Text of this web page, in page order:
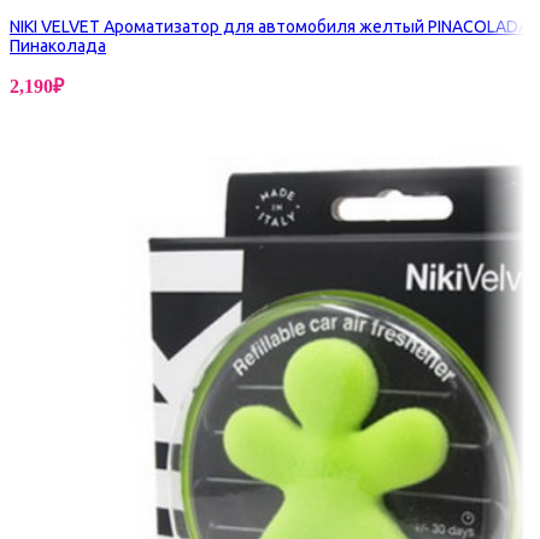
NIKI VELVET Ароматизатор для автомобиля желтый PINACOLADA
Пинаколада
2,190₽